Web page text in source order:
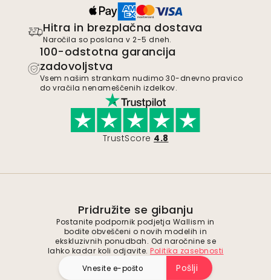
Hitra in brezplačna dostava
Naročila so poslana v 2-5 dneh.
100-odstotna garancija
zadovoljstva
Vsem našim strankam nudimo 30-dnevno pravico
do vračila nenameščenih izdelkov.
TrustScore 4.8
Pridružite se gibanju
Postanite podpornik podjetja Wallism in
bodite obveščeni o novih modelih in
ekskluzivnih ponudbah. Od naročnine se
lahko kadar koli odjavite. Politika zasebnosti
Pošlji